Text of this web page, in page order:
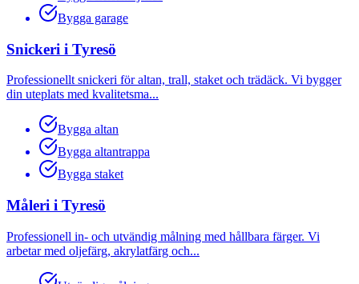
Bygga garage
Snickeri i Tyresö
Professionellt snickeri för altan, trall, staket och trädäck. Vi bygger
din uteplats med kvalitetsma...
Bygga altan
Bygga altantrappa
Bygga staket
Måleri i Tyresö
Professionell in- och utvändig målning med hållbara färger. Vi
arbetar med oljefärg, akrylatfärg och...